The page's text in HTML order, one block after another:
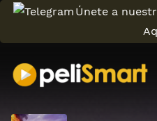
Únete a